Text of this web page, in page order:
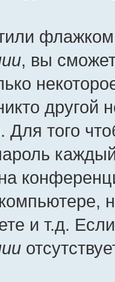
, вы
другой
Для того
и т.д.